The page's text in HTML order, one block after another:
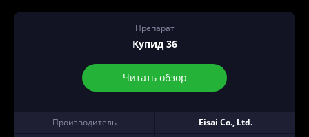
Препарат
Купид 36
Читать обзор
Производитель
Eisai Co., Ltd.